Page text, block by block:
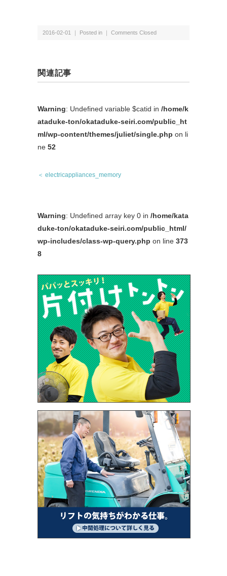
2016-02-01 ｜ Posted in ｜ Comments Closed
関連記事
Warning: Undefined variable $catid in /home/k
ataduke-ton/okataduke-seiri.com/public_ht
ml/wp-content/themes/juliet/single.php on li
ne 52
＜ electricappliances_memory
Warning: Undefined array key 0 in /home/kata
duke-ton/okataduke-seiri.com/public_html/
wp-includes/class-wp-query.php on line 373
8